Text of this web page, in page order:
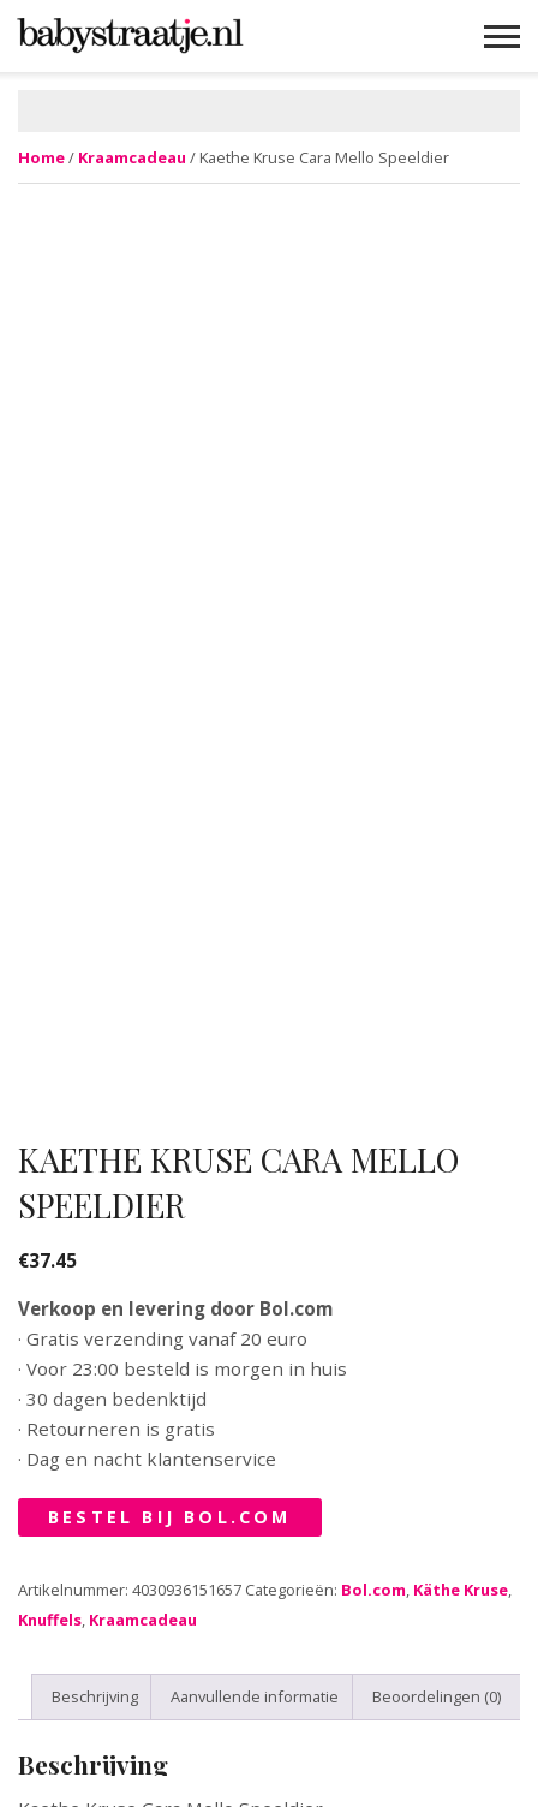
Home/ Kraamcadeau / Kaethe Kruse Cara Mello Speeldier
KAETHE KRUSE CARA MELLO
SPEELDIER
€37.45
Verkoop en levering door Bol.com
· Gratis verzending vanaf 20 euro
· Voor 23:00 besteld is morgen in huis
· 30 dagen bedenktijd
· Retourneren is gratis
· Dag en nacht klantenservice
BESTEL BIJ BOL.COM
Artikelnummer: 4030936151657 Categorieën: Bol.com, Käthe Kruse,
Knuffels, Kraamcadeau
Beschrijving Aanvullende informatie Beoordelingen (0)
Beschrijving